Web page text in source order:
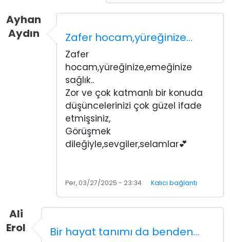
Ayhan
Aydın
Zafer hocam,yüreğinize…
Zafer
hocam,yüreğinize,emeğinize
sağlık..
Zor ve çok katmanlı bir konuda
düşüncelerinizi çok güzel ifade
etmişsiniz,
Görüşmek
dileğiyle,sevgiler,selamlar💕
Per, 03/27/2025 - 23:34 Kalıcı bağlantı
Ali
Erol
Bir hayat tanımı da benden…